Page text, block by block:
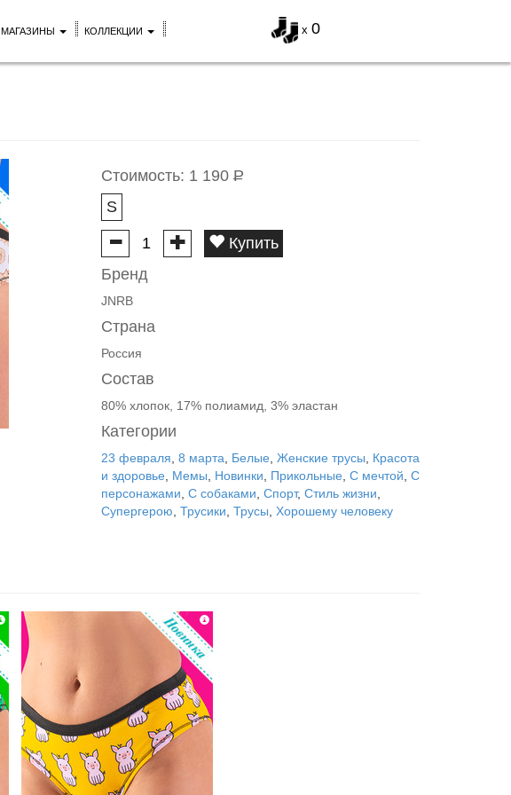
x 0
МАГАЗИНЫ КОЛЛЕКЦИИ
Стоимость: 1 190 Р
S
Купить
Бренд
JNRB
Страна
Россия
Состав
80% хлопок, 17% полиамид, 3% эластан
Категории
23 февраля 8 марта Белые Женские трусы
Красота
и здоровье
Мемы Новинки Прикольные С мечтой С
персонажами С собаками Спорт, Стиль жизни
Супергерою Трусики Трусы Хорошему человеку